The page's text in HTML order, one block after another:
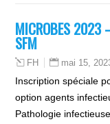
MICROBES
SFM
FH mai 15,
Inscription spéciale
option agents
Pathologie